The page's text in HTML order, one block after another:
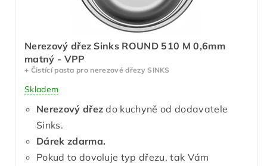
Nerezový dřez Sinks ROUND 510 M 0,6mm
matný - VPP
+ Čistící pasta pro nerezové dřezy SINKS
Skladem
Nerezový dřez do kuchyně od dodavatele
Sinks.
Dárek zdarma.
Pokud to dovoluje typ dřezu, tak Vám